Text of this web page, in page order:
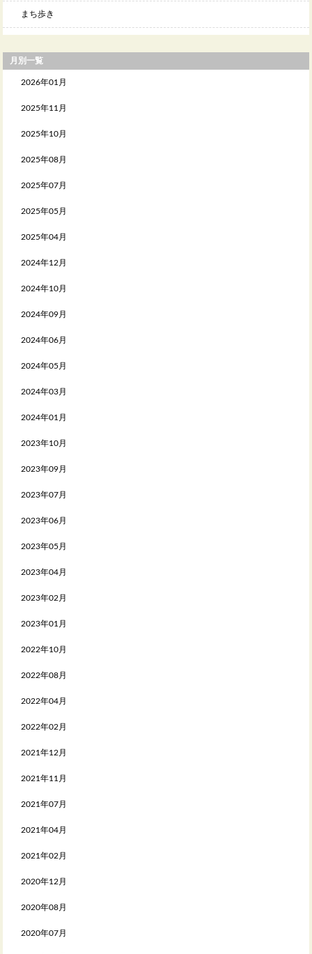
まち歩き
月別一覧
2026年01月
2025年11月
2025年10月
2025年08月
2025年07月
2025年05月
2025年04月
2024年12月
2024年10月
2024年09月
2024年06月
2024年05月
2024年03月
2024年01月
2023年10月
2023年09月
2023年07月
2023年06月
2023年05月
2023年04月
2023年02月
2023年01月
2022年10月
2022年08月
2022年04月
2022年02月
2021年12月
2021年11月
2021年07月
2021年04月
2021年02月
2020年12月
2020年08月
2020年07月